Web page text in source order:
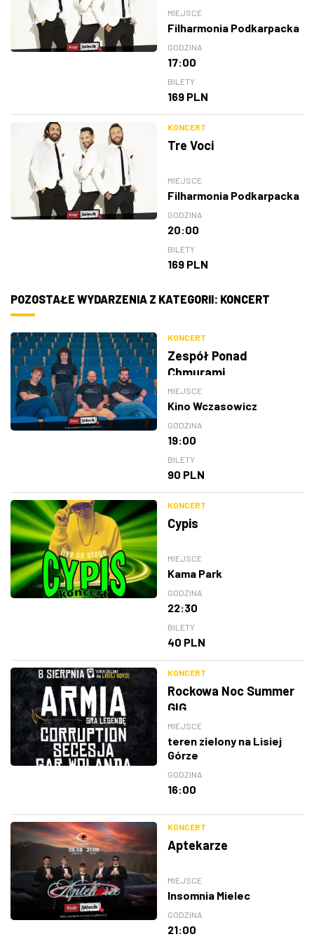
MIEJSCE
Filharmonia Podkarpacka
GODZINA
17:00
BILETY
169 PLN
KONCERT
Tre Voci
MIEJSCE
Filharmonia Podkarpacka
GODZINA
20:00
BILETY
169 PLN
POZOSTAŁE WYDARZENIA Z KATEGORII: KONCERT
KONCERT
Zespół Ponad
Chmurami
MIEJSCE
Kino Wczasowicz
GODZINA
19:00
BILETY
90 PLN
KONCERT
Cypis
MIEJSCE
Kama Park
GODZINA
22:30
BILETY
40 PLN
KONCERT
Rockowa Noc Summer
GIG
MIEJSCE
teren zielony na Lisiej
Górze
GODZINA
16:00
KONCERT
Aptekarze
MIEJSCE
Insomnia Mielec
GODZINA
21:00